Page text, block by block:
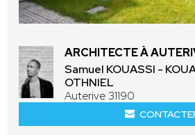
ARCHITECTE À
Samuel KOUASSI -
OTHNIEL
Auterive 31190